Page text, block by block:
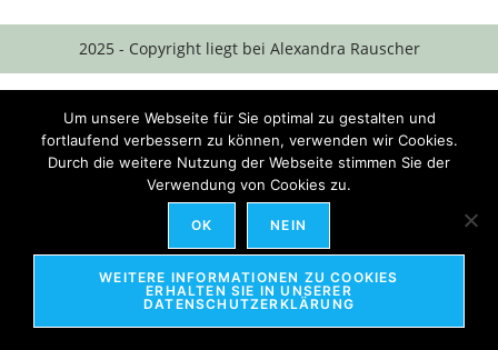
2025 - Copyright liegt bei Alexandra Rauscher
Um unsere Webseite für Sie optimal zu gestalten und
fortlaufend verbessern zu können, verwenden wir Cookies.
Durch die weitere Nutzung der Webseite stimmen Sie der
Verwendung von Cookies zu.
OK NEIN
WEITERE INFORMATIONEN ZU COOKIES
ERHALTEN SIE IN UNSERER
DATENSCHUTZERKLÄRUNG